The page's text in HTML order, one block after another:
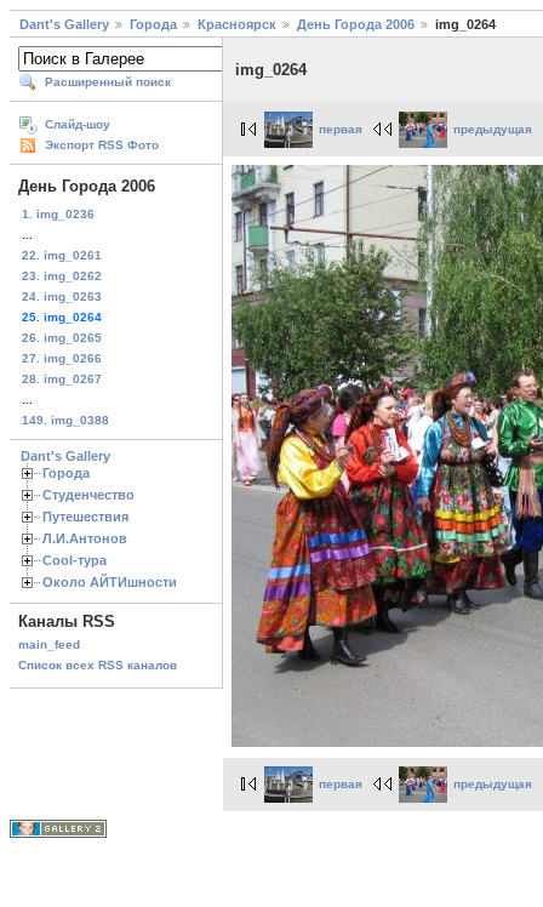
Dant's Gallery Города Красноярск День Города 2006 img_0264
Расширенный поиск
Слайд-шоу
Экспорт RSS Фото
День Города 2006
1. img_0236
22. img_0261
23. img_0262
24. img_0263
25. img_0264
26. img_0265
27. img_0266
28. img_0267
149. img_0388
Dant's Gallery
Города
Студенчество
Путешествия
Л.И.Антонов
Cool-тура
Около АЙТИшности
Каналы RSS
main_feed
Список всех RSS каналов
img_0264
первая предыдущая
первая предыдущая